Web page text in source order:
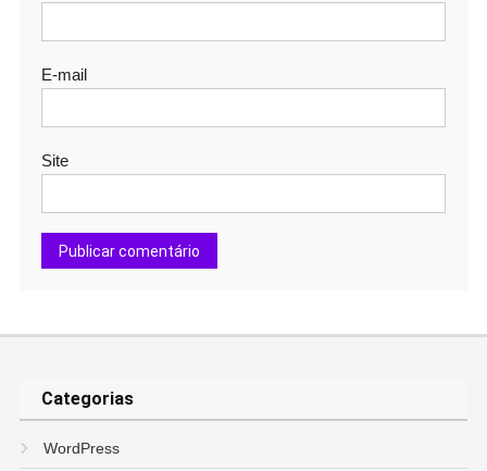
E-mail
Site
Categorias
WordPress